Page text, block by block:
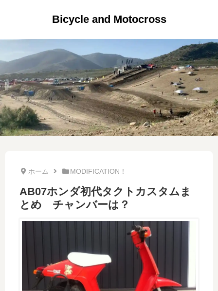
Bicycle and Motocross
ホーム MODIFICATION！
AB07ホンダ初代タクトカスタムま
とめ チャンバーは？